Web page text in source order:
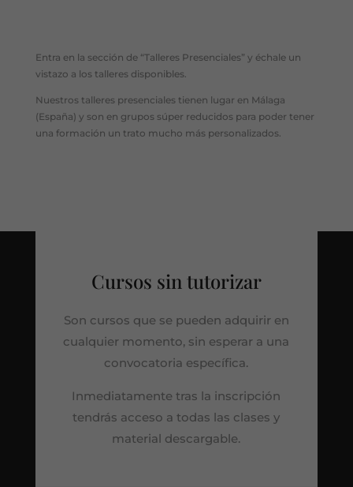
Entra en la sección de “Talleres Presenciales” y échale un
vistazo a los talleres disponibles.
Nuestros talleres presenciales tienen lugar en Málaga
(España) y son en grupos súper reducidos para poder tener
una formación un trato mucho más personalizados.
Cursos sin tutorizar
Son cursos que se pueden adquirir en
cualquier momento, sin esperar a una
convocatoria específica.
Inmediatamente tras la inscripción
tendrás acceso a todas las clases y
material descargable.